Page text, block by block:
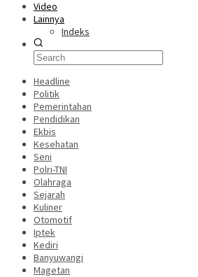
Video
Lainnya
Indeks
Headline
Politik
Pemerintahan
Pendidikan
Ekbis
Kesehatan
Seni
Polri-TNI
Olahraga
Sejarah
Kuliner
Otomotif
Iptek
Kediri
Banyuwangi
Magetan